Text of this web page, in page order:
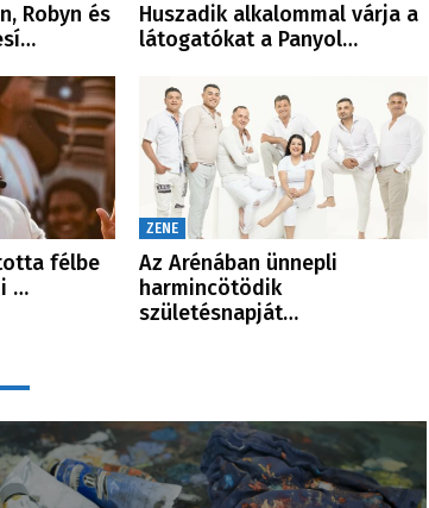
Robyn és
Huszadik alkalommal várja a
látogatókat a Panyol…
félbe
…
ZENE
Az Arénában ünnepli
harmincötödik
születésnapját…